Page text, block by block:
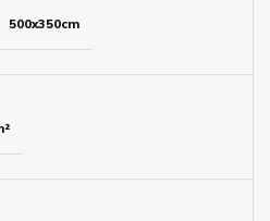
500x350cm